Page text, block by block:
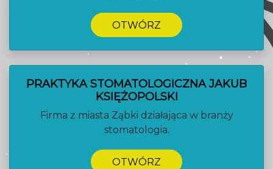
OTWÓRZ
PRAKTYKA STOMATOLOGICZNA JAKUB
KSIĘŻOPOLSKI
Firma z miasta Ząbki działająca w branży
stomatologia.
OTWÓRZ